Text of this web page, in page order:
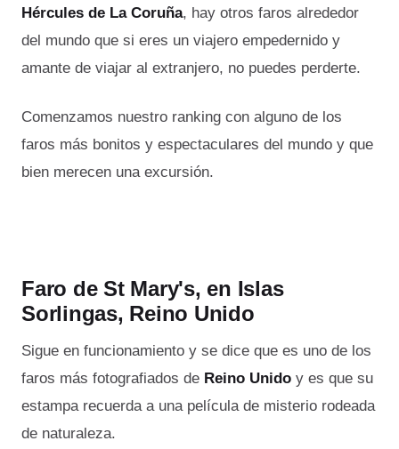
Hércules de La Coruña, hay otros faros alrededor
del mundo que si eres un viajero empedernido y
amante de viajar al extranjero, no puedes perderte.
Comenzamos nuestro ranking con alguno de los
faros más bonitos y espectaculares del mundo y que
bien merecen una excursión.
Faro de St Mary's, en Islas
Sorlingas, Reino Unido
Sigue en funcionamiento y se dice que es uno de los
faros más fotografiados de Reino Unido y es que su
estampa recuerda a una película de misterio rodeada
de naturaleza.